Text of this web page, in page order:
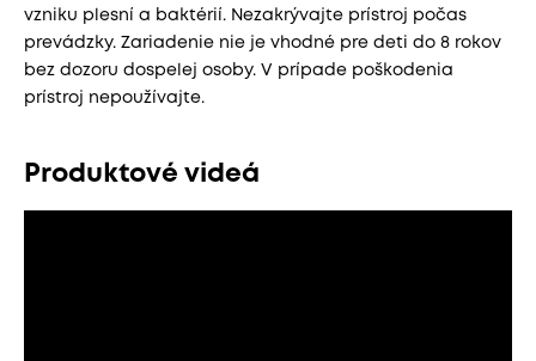
vzniku plesní a baktérií. Nezakrývajte prístroj počas
prevádzky. Zariadenie nie je vhodné pre deti do 8 rokov
bez dozoru dospelej osoby. V prípade poškodenia
prístroj nepoužívajte.
Produktové videá